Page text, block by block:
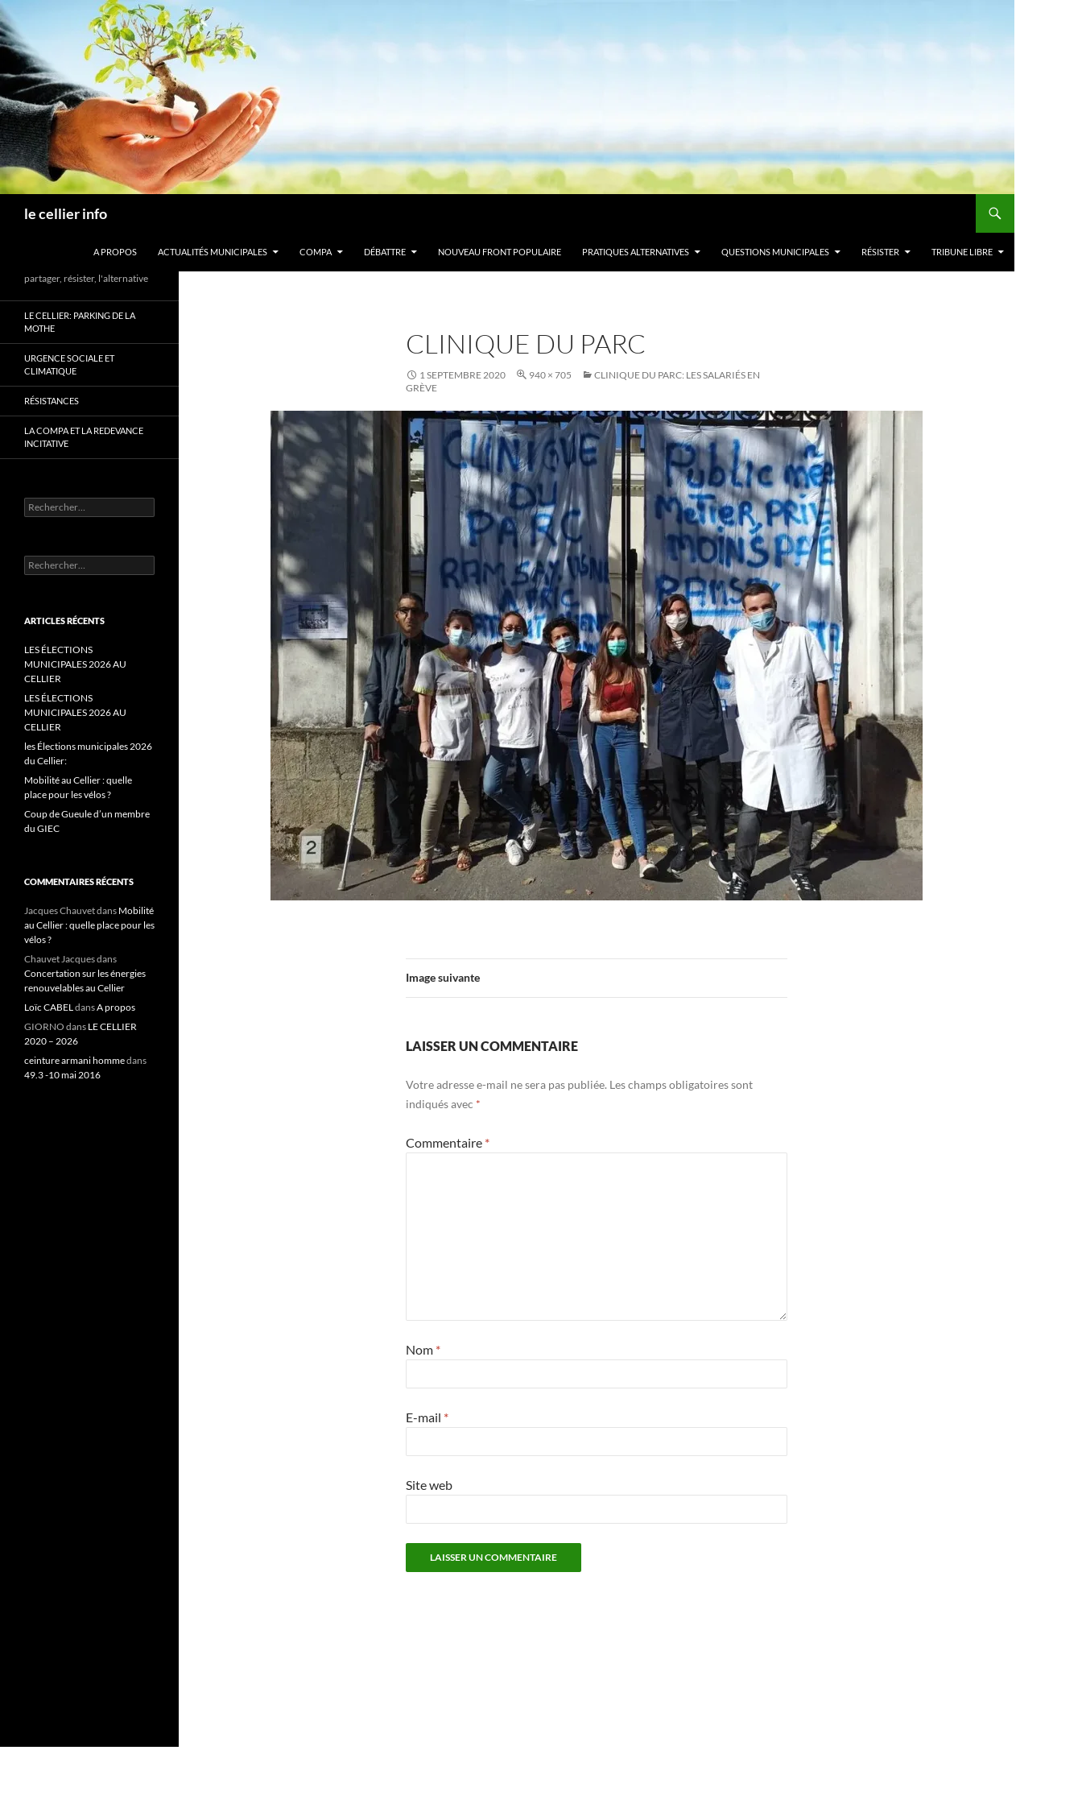
Aller
au
contenu
le cellier info
A PROPOS ACTUALITÉS MUNICIPALES COMPA DÉBATTRE NOUVEAU FRONT POPULAIRE PRATIQUES ALTERNATIVES QUESTIONS MUNICIPALES RÉSISTER TRIBUNE LIBRE
CLINIQUE DU PARC
1 SEPTEMBRE 2020 940 × 705
CLINIQUE DU PARC: LES SALARIÉS EN
GRÈVE
Image suivante
LAISSER UN COMMENTAIRE
Votre adresse e-mail ne sera pas publiée. Les champs obligatoires sont
indiqués avec *
Commentaire *
Nom *
E-mail *
Site web
partager, résister, l'alternative
LE CELLIER: PARKING DE LA
MOTHE
URGENCE SOCIALE ET
CLIMATIQUE
RÉSISTANCES
LA COMPA ET LA REDEVANCE
INCITATIVE
Rechercher :
Rechercher :
ARTICLES RÉCENTS
LES ÉLECTIONS
MUNICIPALES 2026 AU
CELLIER
LES ÉLECTIONS
MUNICIPALES 2026 AU
CELLIER
les Élections municipales 2026
du Cellier:
Mobilité au Cellier : quelle
place pour les vélos ?
Coup de Gueule d’un membre
du GIEC
COMMENTAIRES RÉCENTS
Jacques Chauvetdans Mobilité
au Cellier : quelle place pour les
vélos ?
Chauvet Jacquesdans
Concertation sur les énergies
renouvelables au Cellier
Loïc CABELdansA propos
GIORNO dans LE CELLIER
2020 – 2026
ceinture armani hommedans
49.3 -10 mai 2016